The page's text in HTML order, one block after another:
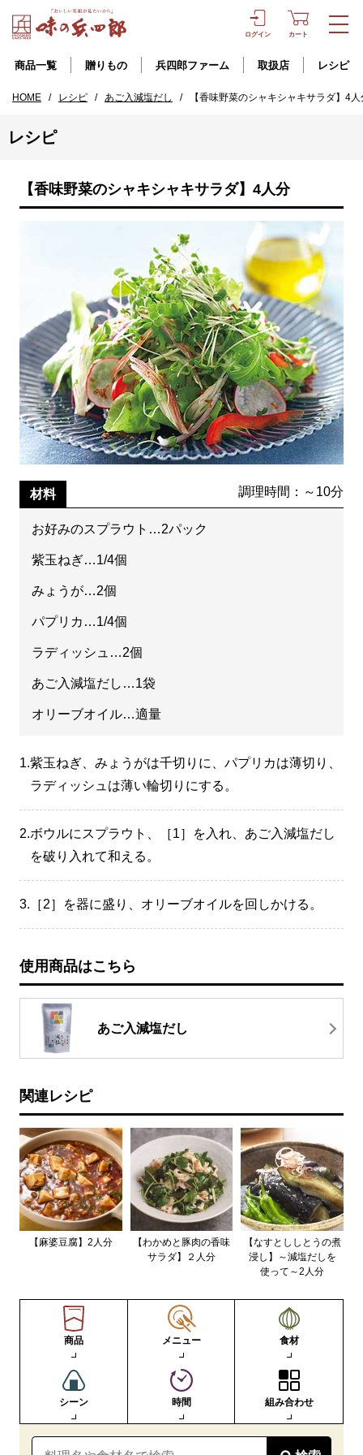
ログイン カート
商品一覧 贈りもの 兵四郎ファーム 取扱店 レシピ
HOME / レシピ / あご入減塩だし / 【香味野菜のシャキシャキサラダ】4人
レシピ
【香味野菜のシャキシャキサラダ】4人分
材料 調理時間：～10分
お好みのスプラウト…2パック
紫玉ねぎ…1/4個
みょうが…2個
パプリカ…1/4個
ラディッシュ…2個
あご入減塩だし…1袋
オリーブオイル…適量
1.紫玉ねぎ、みょうがは千切りに、パプリカは薄切り、
ラディッシュは薄い輪切りにする。
2.ボウルにスプラウト、［1］を入れ、あご入減塩だし
を破り入れて和える。
3. ［2］を器に盛り、オリーブオイルを回しかける。
使用商品はこちら
あご入減塩だし
関連レシピ
【麻婆豆腐】2人分
【わかめと豚肉の香味
サラダ】２人分
【なすとししとうの煮
浸し】～減塩だしを
使って～2人分
商品 メニュー 食材
シーン 時間 組み合わせ